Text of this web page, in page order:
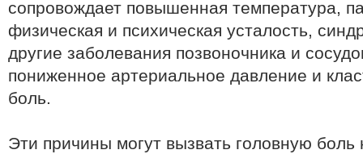
сопровождает повышенная температура,
физическая и психическая усталость,
другие заболевания позвоночника и
пониженное артериальное давление и
боль.
Эти причины могут вызвать головную боль